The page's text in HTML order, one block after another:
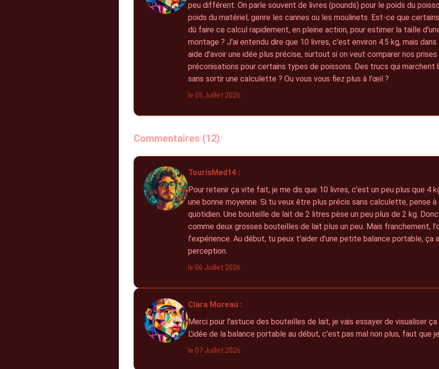
peu différent. On parle souvent de livres (pounds) pour le poids du
poids du matériel, genre les cannes ou les moulinets. Est-ce que
dû faire ce calcul rapidement, en pleine action, pour estimer la taille
montage ? J'ai entendu dire que 10 livres, c'est environ 4.5 kg, mais
aide d'avoir une idée plus précise, surtout si on veut comparer nos prises
préconisations pour certains types de poissons. Des trucs qui marchent
sans sortir une calculette ? Ou vous vous fiez plus à l'œil ?
le 05 Juillet 2026
Commentaires (12)
TourisMed14 :
Pour retenir ça vite fait, je me dis que 10 livres, c'est un peu plus que 4
une bonne moyenne. Si tu veux être plus précis sans calculette, pense
quotidien. Une bouteille de lait de 2 litres pèse un peu plus de 2 kg.
comme deux grosses bouteilles de lait plus un peu. Mais franchement,
l'expérience. Au début, tu peux t'aider d'une petite balance portable, ça
perception.
le 06 Juillet 2026
Clara Moreau :
Merci pour l'astuce des bouteilles de lait, je vais essayer de visualiser ça
L'idée de la balance portable au début, c'est pas mal non plus, faut que
le 07 Juillet 2026